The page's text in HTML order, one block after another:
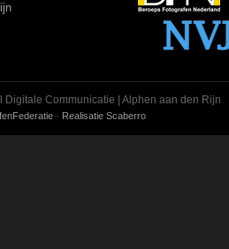
Communicatie | Alphen aan den Rijn
· Realisatie Scaberro